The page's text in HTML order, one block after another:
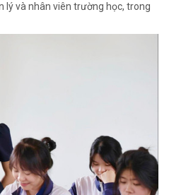
lý và nhân viên trường học, trong